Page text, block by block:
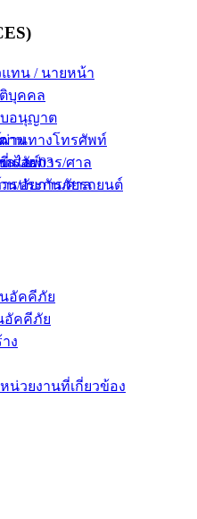
ทน / นายหน้า
บอนุญาต
านทางโทรศัพท์
ลไลฟ์
บุคคล
าพ
น/อัยการ/ศาล
ร.ย. 03
น/อัยการ/ศาล
รประกันภัยรถยนต์
น่วยงานที่เกี่ยวข้อง
นอัคคีภัย
อัคคีภัย
ง